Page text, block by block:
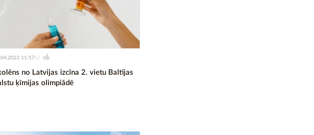
no Latvijas izcīna 2. vietu Baltijas
ķīmijas olimpiādē
11:5762